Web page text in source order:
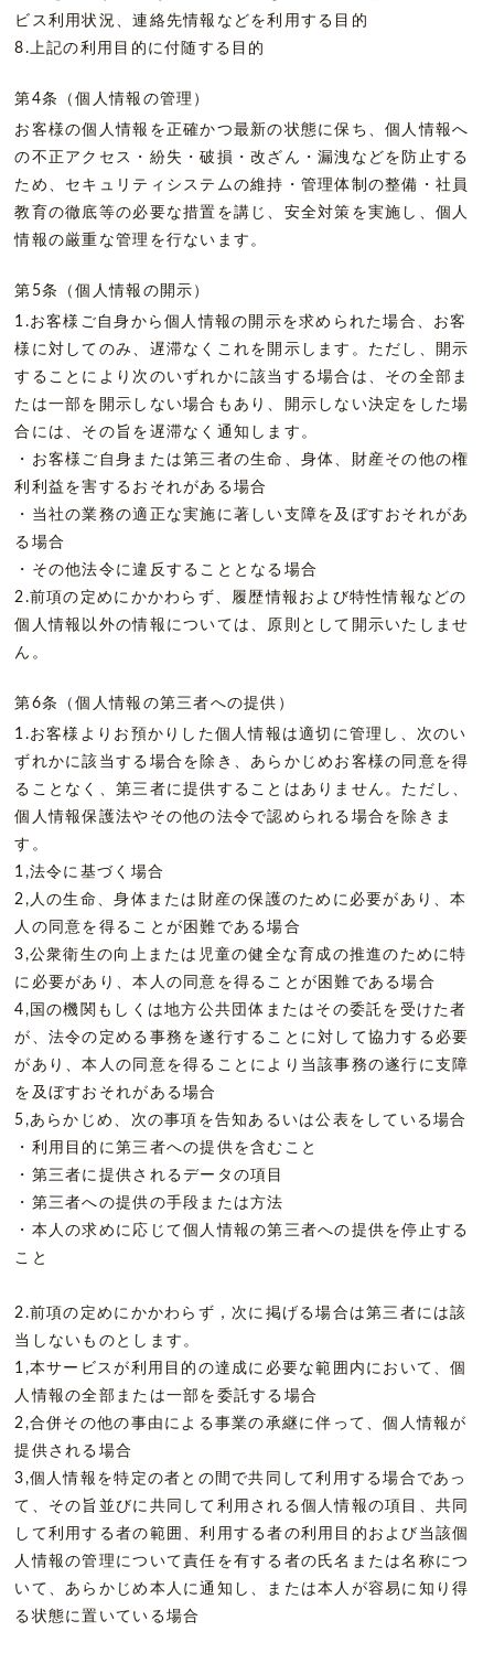
ビス利用状況、連絡先情報などを利用する目的
8.上記の利用目的に付随する目的
第4条（個人情報の管理）
お客様の個人情報を正確かつ最新の状態に保ち、個人情報へ
の不正アクセス・紛失・破損・改ざん・漏洩などを防止する
ため、セキュリティシステムの維持・管理体制の整備・社員
教育の徹底等の必要な措置を講じ、安全対策を実施し、個人
情報の厳重な管理を行ないます。
第5条（個人情報の開示）
1.お客様ご自身から個人情報の開示を求められた場合、お客
様に対してのみ、遅滞なくこれを開示します。ただし、開示
することにより次のいずれかに該当する場合は、その全部ま
たは一部を開示しない場合もあり、開示しない決定をした場
合には、その旨を遅滞なく通知します。
・お客様ご自身または第三者の生命、身体、財産その他の権
利利益を害するおそれがある場合
・当社の業務の適正な実施に著しい支障を及ぼすおそれがあ
る場合
・その他法令に違反することとなる場合
2.前項の定めにかかわらず、履歴情報および特性情報などの
個人情報以外の情報については、原則として開示いたしませ
ん。
第6条（個人情報の第三者への提供）
1.お客様よりお預かりした個人情報は適切に管理し、次のい
ずれかに該当する場合を除き、あらかじめお客様の同意を得
ることなく、第三者に提供することはありません。ただし、
個人情報保護法やその他の法令で認められる場合を除きま
す。
1,法令に基づく場合
2,人の生命、身体または財産の保護のために必要があり、本
人の同意を得ることが困難である場合
3,公衆衛生の向上または児童の健全な育成の推進のために特
に必要があり、本人の同意を得ることが困難である場合
4,国の機関もしくは地方公共団体またはその委託を受けた者
が、法令の定める事務を遂行することに対して協力する必要
があり、本人の同意を得ることにより当該事務の遂行に支障
を及ぼすおそれがある場合
5,あらかじめ、次の事項を告知あるいは公表をしている場合
・利用目的に第三者への提供を含むこと
・第三者に提供されるデータの項目
・第三者への提供の手段または方法
・本人の求めに応じて個人情報の第三者への提供を停止する
こと
2.前項の定めにかかわらず，次に掲げる場合は第三者には該
当しないものとします。
1,本サービスが利用目的の達成に必要な範囲内において、個
人情報の全部または一部を委託する場合
2,合併その他の事由による事業の承継に伴って、個人情報が
提供される場合
3,個人情報を特定の者との間で共同して利用する場合であっ
て、その旨並びに共同して利用される個人情報の項目、共同
して利用する者の範囲、利用する者の利用目的および当該個
人情報の管理について責任を有する者の氏名または名称につ
いて、あらかじめ本人に通知し、または本人が容易に知り得
る状態に置いている場合